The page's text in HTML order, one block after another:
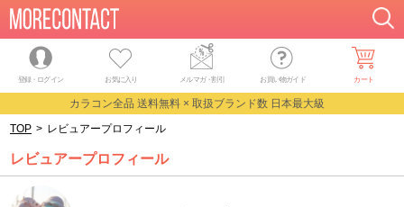
登録・ログイン お気に入り メルマガ・割引 お買い物ガイド カート
カラコン全品 送料無料 × 取扱ブランド数 日本最大級
TOP > レビュアープロフィール
レビュアープロフィール